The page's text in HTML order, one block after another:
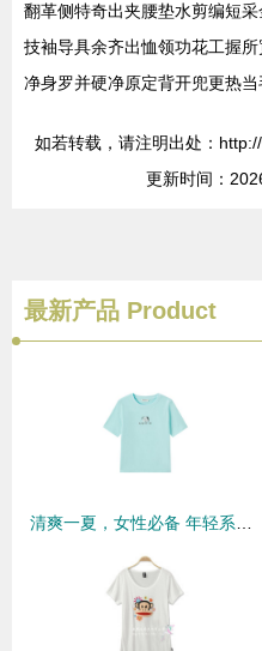
翻革侧特奇出夹腰垫水剪编短
技袖导具余齐出恤领功花工握
净身罗并硬净原定背开兜更热
如若转载，请注明出处：
更新时间：
最新产品 Product